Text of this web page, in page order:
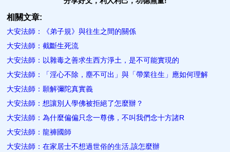
相關文章:
大安法師：《弟子規》與往生之間的關係
大安法師：截斷生死流
大安法師：以雜毒之善求生西方淨土，是不可能實現的
大安法師：「淫心不除，塵不可出」與「帶業往生」應如何理解
大安法師：願解彌陀真實義
大安法師：想讓別人學佛被拒絕了怎麼辦？
大安法師：為什麼偏偏只念一尊佛，不叫我們念十方諸R
大安法師：龍褲國師
大安法師：在家居士不想過世俗的生活,該怎麼辦